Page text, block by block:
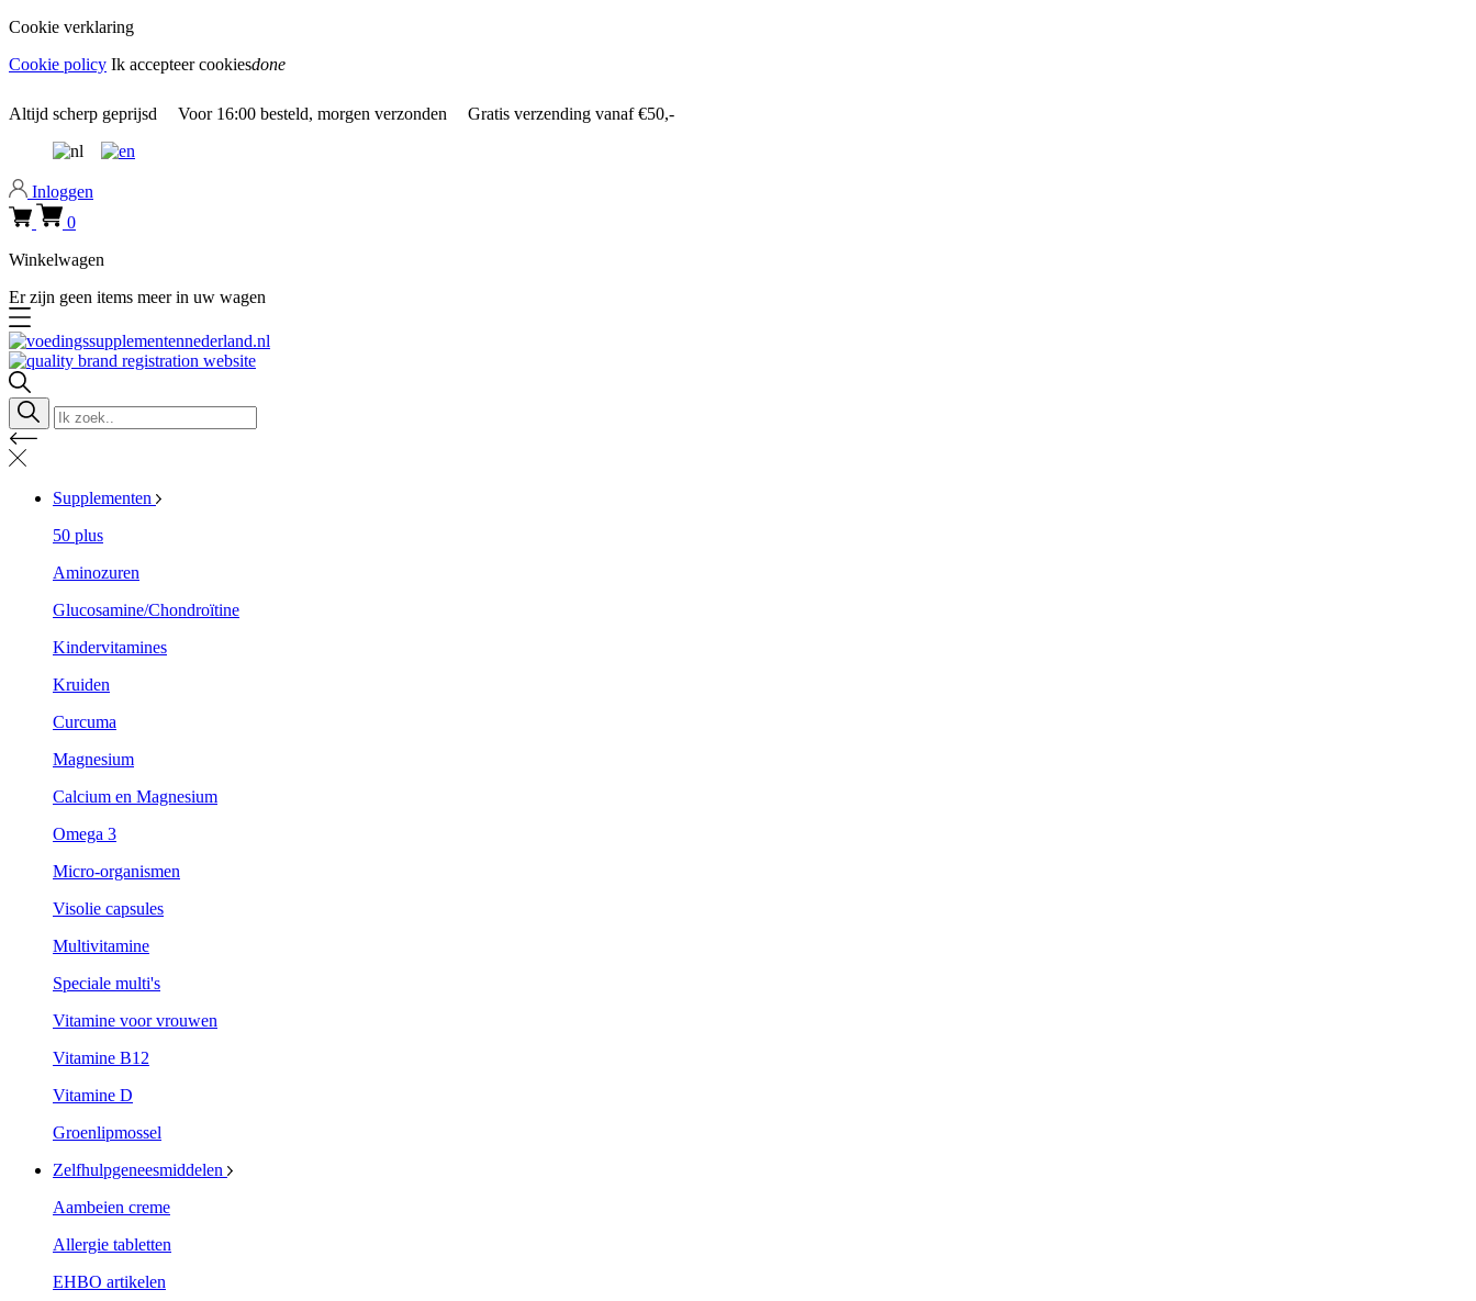
Cookie verklaring
Cookie policy Ik accepteer cookiesdone
Altijd scherp geprijsd Voor 16:00 besteld, morgen verzonden Gratis verzending vanaf €50,-
Inloggen
0
Winkelwagen
Er zijn geen items meer in uw wagen
Supplementen
50 plus
Aminozuren
Glucosamine/Chondroïtine
Kindervitamines
Kruiden
Curcuma
Magnesium
Calcium en Magnesium
Omega 3
Micro-organismen
Visolie capsules
Multivitamine
Speciale multi's
Vitamine voor vrouwen
Vitamine B12
Vitamine D
Groenlipmossel
Zelfhulpgeneesmiddelen
Aambeien creme
Allergie tabletten
EHBO artikelen